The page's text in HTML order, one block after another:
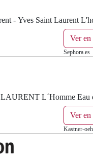
- Yves Saint Laurent
60 Ml
Ver en
Sephora.es
L´Homme Eau
Ver en
Kastner-